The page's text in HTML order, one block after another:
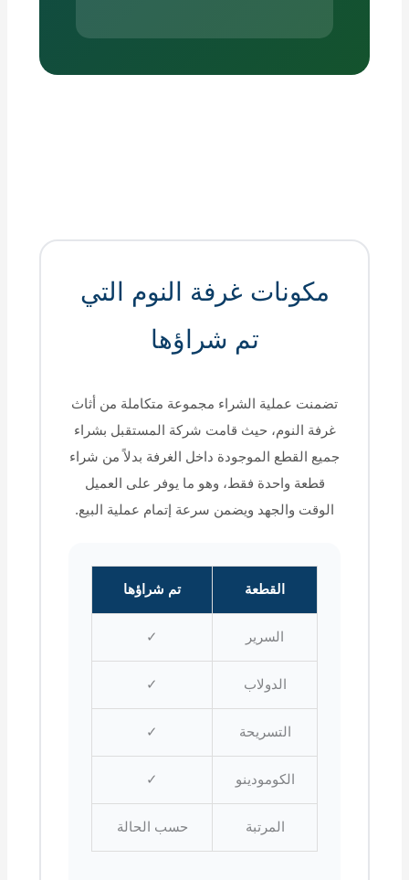
مكونات غرفة النوم التي
تم شراؤها
تضمنت عملية الشراء مجموعة متكاملة من أثاث
غرفة النوم، حيث قامت شركة المستقبل بشراء
جميع القطع الموجودة داخل الغرفة بدلاً من شراء
قطعة واحدة فقط، وهو ما يوفر على العميل
الوقت والجهد ويضمن سرعة إتمام عملية البيع.
القطعة تم شراؤها
السرير ✓
الدولاب ✓
التسريحة ✓
الكومودينو ✓
المرتبة حسب الحالة